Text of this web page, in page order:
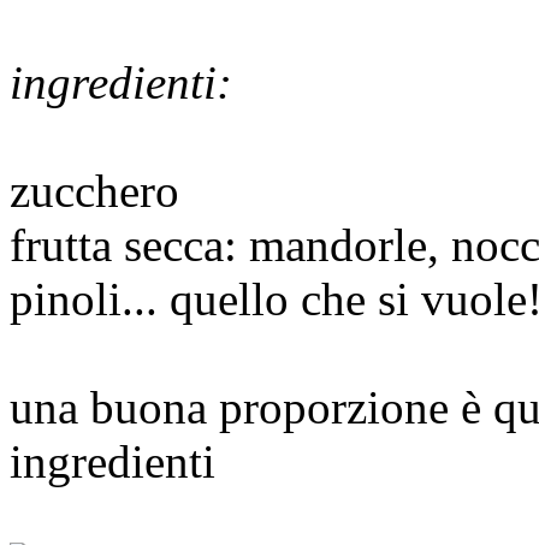
ingredienti:
zucchero
frutta secca: mandorle,
pinoli... quello che si
una buona proporzione è
ingredienti